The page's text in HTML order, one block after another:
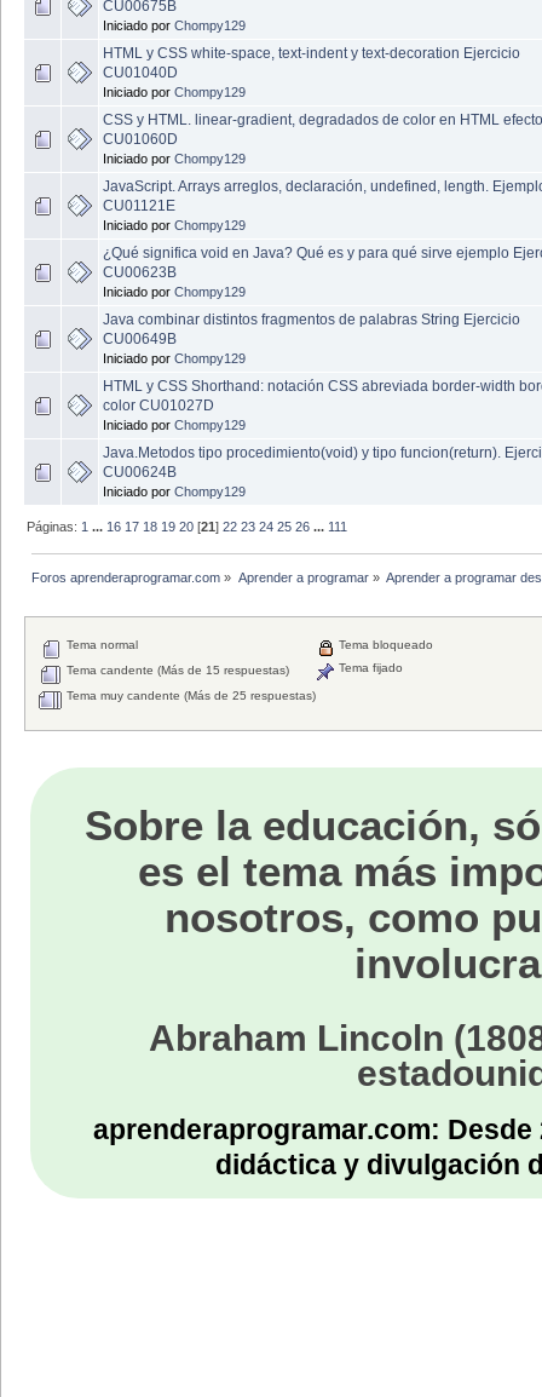
CU00675B
Iniciado por Chompy129
HTML y CSS white-space, text-indent y text-decoration Ejercicio
CU01040D
Iniciado por Chompy129
CSS y HTML. linear-gradient, degradados de color en HTML
CU01060D
Iniciado por Chompy129
JavaScript. Arrays arreglos, declaración, undefined, length.
CU01121E
Iniciado por Chompy129
¿Qué significa void en Java? Qué es y para qué sirve ejemplo
CU00623B
Iniciado por Chompy129
Java combinar distintos fragmentos de palabras String Ejercicio
CU00649B
Iniciado por Chompy129
HTML y CSS Shorthand: notación CSS abreviada border-width
color CU01027D
Iniciado por Chompy129
Java.Metodos tipo procedimiento(void) y tipo funcion(return).
CU00624B
Iniciado por Chompy129
Páginas: 1 ... 16 17 18 19 20 [21]22 23 24 25 26 ... 111
Foros aprenderaprogramar.com » Aprender a programar» Aprender a programar
Tema normal
Tema candente (Más de 15 respuestas)
Tema muy candente (Más de 25 respuestas)
Tema bloqueado
Tema fijado
Sobre la educación,
es el tema más
nosotros, como
Abraham Lincoln
aprenderaprogramar.com:
didáctica y divulgación